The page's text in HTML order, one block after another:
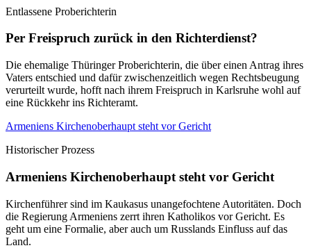
Entlassene Proberichterin
Per Freispruch zurück in den Richterdienst?
Die ehemalige Thüringer Proberichterin, die über einen Antrag ihres
Vaters entschied und dafür zwischenzeitlich wegen Rechtsbeugung
verurteilt wurde, hofft nach ihrem Freispruch in Karlsruhe wohl auf
eine Rückkehr ins Richteramt.
Armeniens Kirchenoberhaupt steht vor Gericht
Historischer Prozess
Armeniens Kirchenoberhaupt steht vor Gericht
Kirchenführer sind im Kaukasus unangefochtene Autoritäten. Doch
die Regierung Armeniens zerrt ihren Katholikos vor Gericht. Es
geht um eine Formalie, aber auch um Russlands Einfluss auf das
Land.